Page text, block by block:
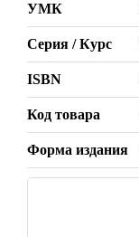
УМК
Серия / Курс
ISBN
Код товара
Форма издания